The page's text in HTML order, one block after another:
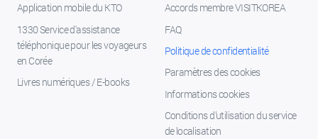
Application mobile du KTO
1330 Service d'assistance
téléphonique pour les voyageurs
en Corée
Livres numériques / E-books
Accords membre VISITKOREA
FAQ
Politique de confidentialité
Paramètres des cookies
Informations cookies
Conditions d’utilisation du service
de localisation